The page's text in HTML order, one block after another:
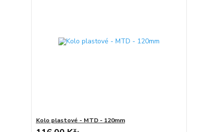
Kolo plastové - MTD - 120mm